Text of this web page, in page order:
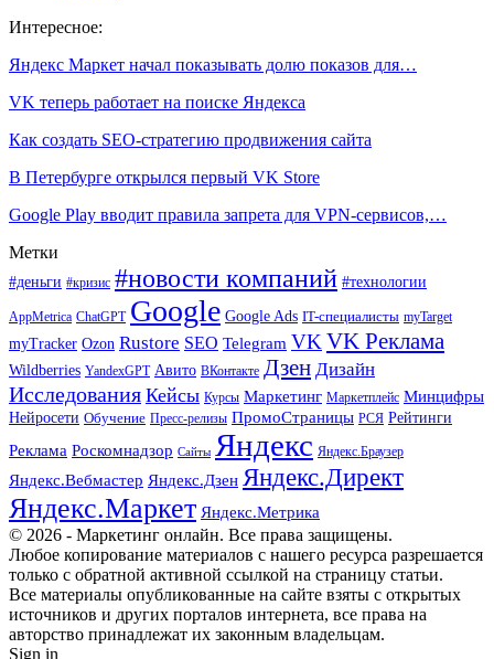
Интересное:
Яндекс Маркет начал показывать долю показов для…
VK теперь работает на поиске Яндекса
Как создать SEO-стратегию продвижения сайта
В Петербурге открылся первый VK Store
Google Play вводит правила запрета для VPN-сервисов,…
Метки
#деньги #кризис #новости компаний #технологии
AppMetrica ChatGPT Google Google Ads IT-специалисты myTarget
myTracker Ozon Rustore SEO Telegram VK VK Реклама
Wildberries YandexGPT Авито ВКонтакте Дзен Дизайн
Исследования Кейсы Курсы Маркетинг Маркетплейс Минцифры
Нейросети Обучение Пресс-релизы ПромоСтраницы РСЯ Рейтинги
Реклама Роскомнадзор Сайты Яндекс Яндекс.Браузер
Яндекс.Вебмастер Яндекс.Дзен Яндекс.Директ
Яндекс.Маркет Яндекс.Метрика
© 2026 - Маркетинг онлайн. Все права защищены.
Любое копирование материалов с нашего ресурса разрешается
только с обратной активной ссылкой на страницу статьи.
Все материалы опубликованные на сайте взяты с открытых
источников и других порталов интернета, все права на
авторство принадлежат их законным владельцам.
Sign in